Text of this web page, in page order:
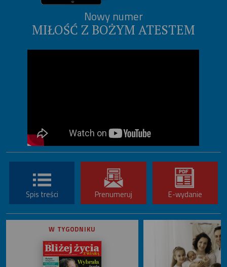
Nowy numer
MIŁOŚĆ Z BOŻYM ATESTEM
Spis treści Prenumeruj E-wydanie
W TYGODNIKU